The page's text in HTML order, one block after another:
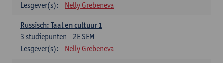
Lesgever(s):
Nelly Grebeneva
Russisch: Taal en cultuur 1
2E SEM
3 studiepunten
Lesgever(s):
Nelly Grebeneva